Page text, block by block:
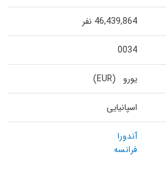
46,439,864 نفر
0034
یورو (EUR)
اسپانیایی
آندورا
فرانسه